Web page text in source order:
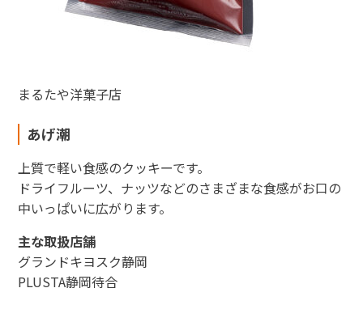
まるたや洋菓子店
あげ潮
上質で軽い食感のクッキーです。
ドライフルーツ、ナッツなどのさまざまな食感がお口の
中いっぱいに広がります。
主な取扱店舗
グランドキヨスク静岡
PLUSTA静岡待合